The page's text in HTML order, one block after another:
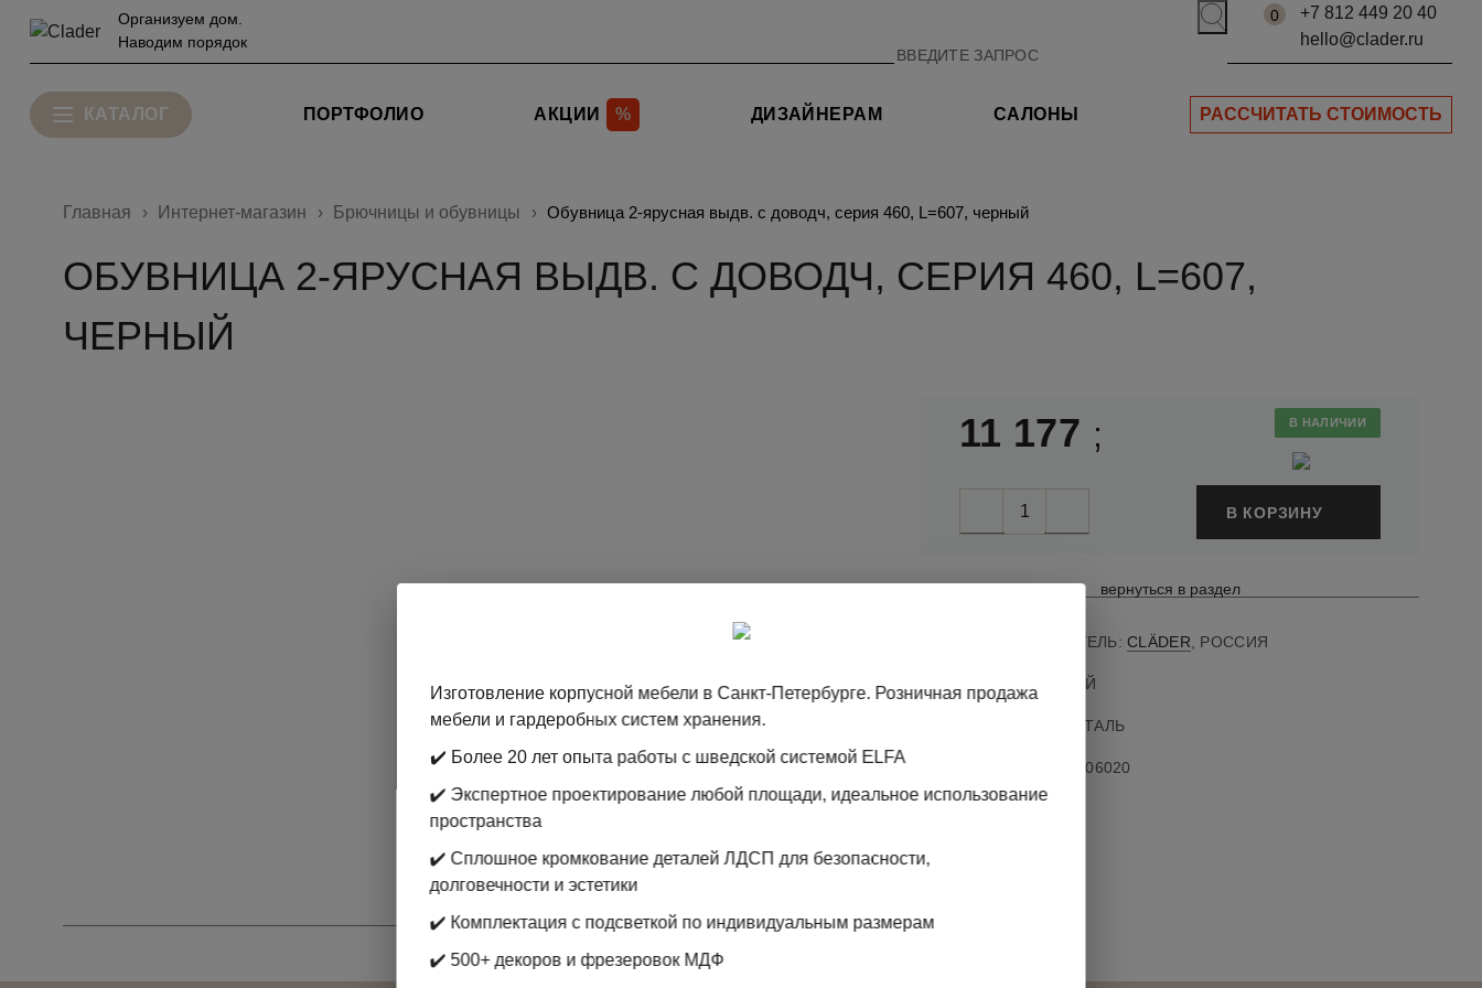
Организуем дом.
Наводим порядок
0
+7 812 449 20 40
hello@clader.ru
КАТАЛОГ ПОРТФОЛИО АКЦИИ % ДИЗАЙНЕРАМ САЛОНЫ РАССЧИТАТЬ СТОИМОСТЬ
Главная Интернет-магазин Брючницы и обувницы Обувница 2-ярусная выдв. с доводч, серия 460, L=607, черный
ОБУВНИЦА 2-ЯРУСНАЯ ВЫДВ. С ДОВОДЧ, СЕРИЯ 460, L=607,
ЧЕРНЫЙ
11 177 ; В НАЛИЧИИ
В КОРЗИНУ
вернуться в раздел
ПРОИЗВОДИТЕЛЬ:CLÄDER , РОССИЯ
ЦВЕТ: ЧЕРНЫЙ
МАТЕРИАЛ: СТАЛЬ
70806020
Изготовление корпусной мебели в Санкт-Петербурге. Розничная продажа
мебели и гардеробных систем хранения.
✔️ Более 20 лет опыта работы с шведской системой ELFA
✔️ Экспертное проектирование любой площади, идеальное использование
пространства
✔️ Сплошное кромкование деталей ЛДСП для безопасности,
долговечности и эстетики
✔️ Комплектация с подсветкой по индивидуальным размерам
✔️ 500+ декоров и фрезеровок МДФ